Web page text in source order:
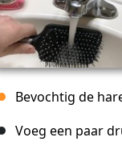
Bevochtig de
Voeg een paar